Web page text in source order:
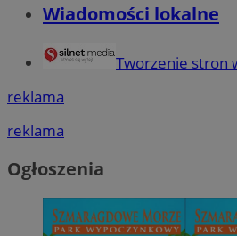
Wiadomości lokalne
Tworzenie stron
reklama
reklama
Ogłoszenia